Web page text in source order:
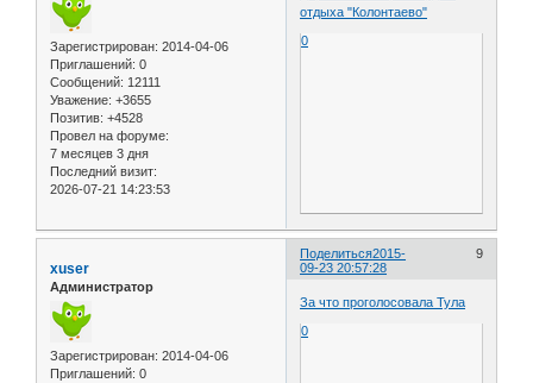
Зарегистрирован: 2014-04-06
Приглашений: 0
Сообщений: 12111
Уважение: +3655
Позитив: +4528
Провел на форуме:
7 месяцев 3 дня
Последний визит:
2026-07-21 14:23:53
отдыха "Колонтаево"
0
Поделиться 9
2015-
09-23 20:57:28
xuser
Администратор
Зарегистрирован: 2014-04-06
Приглашений: 0
За что проголосовала Тула
0